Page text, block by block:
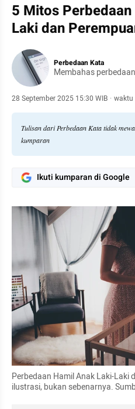
5 Mitos
Laki dan
Perbedaan Kata
Membahas
28 September 2025 15:30 WIB · waktu
Tulisan dari Perbedaan Kata tidak
kumparan
Ikuti kumparan di Google
Perbedaan Hamil Anak Laki-Laki
ilustrasi, bukan sebenarnya.